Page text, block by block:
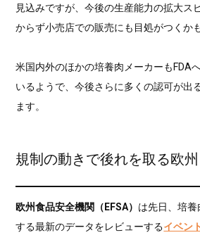
見込みですが、今後の生産能力の拡大ス
からず小売店での販売にも目処がつくか
米国内外のほかの培養肉メーカーもFDA
いるようで、今後さらに多くの認可が出
ます。
規制の動きで後れを取る欧州
欧州食品安全機関（EFSA） は先日、培
する最新のデータをレビューするイベント